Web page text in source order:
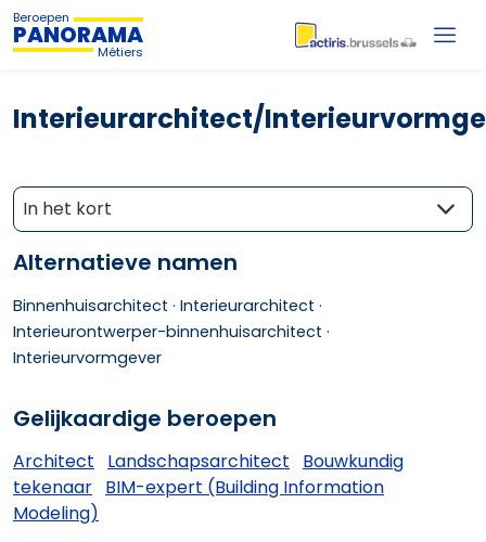
Beroepen
PANORAMA
Métiers
Interieurarchitect/
In het kort
Alternatieve namen
Binnenhuisarchitect · Interieurarchitect ·
Interieurontwerper-binnenhuisarchitect ·
Interieurvormgever
Gelijkaardige beroepen
Architect Landschapsarchitect
Bouwkundig
tekenaar BIM-expert (Building Information
Modeling)